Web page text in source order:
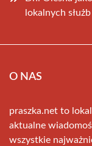
lokalnych
O NAS
praszka.net to
aktualne
wszystkie